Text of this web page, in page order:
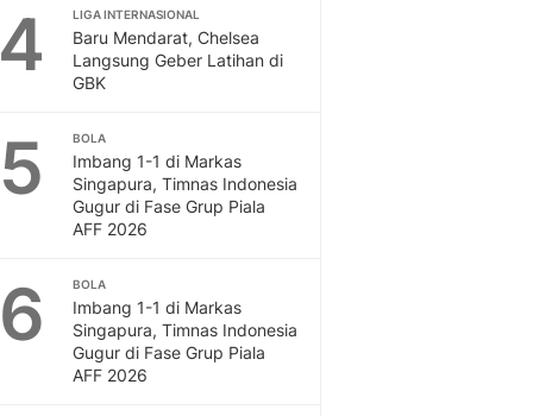
4 LIGA INTERNASIONAL
Baru Mendarat, Chelsea
Langsung Geber Latihan di
GBK
5 BOLA
Imbang 1-1 di Markas
Singapura, Timnas Indonesia
Gugur di Fase Grup Piala
AFF 2026
6 BOLA
Imbang 1-1 di Markas
Singapura, Timnas Indonesia
Gugur di Fase Grup Piala
AFF 2026